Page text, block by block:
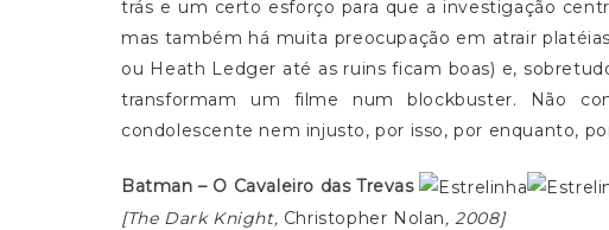
trás e um certo esforço para que a investigação
mas também há muita preocupação em atrair
ou Heath Ledger até as ruins ficam boas) e,
transformam um filme num blockbuster. Não
condolescente nem injusto, por isso, por enquanto,
Batman – O Cavaleiro das Trevas
[The Dark Knight, Christopher Nolan, 2008]